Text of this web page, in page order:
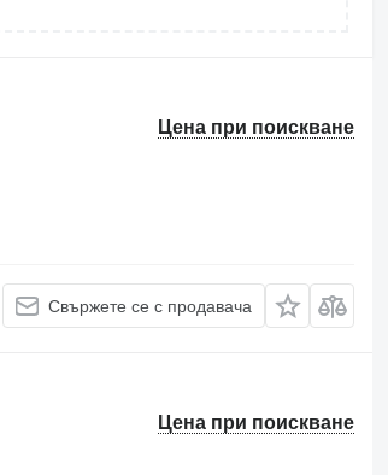
Цена при поискване
Свържете се с продавача
Цена при поискване